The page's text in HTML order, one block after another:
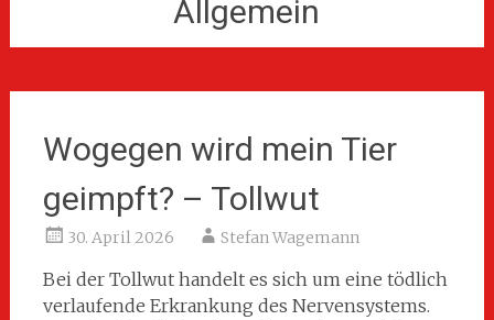
Allgemein
Wogegen wird mein Tier
geimpft? – Tollwut
30. April 2026 Stefan Wagemann
Bei der Tollwut handelt es sich um eine tödlich
verlaufende Erkrankung des Nervensystems.